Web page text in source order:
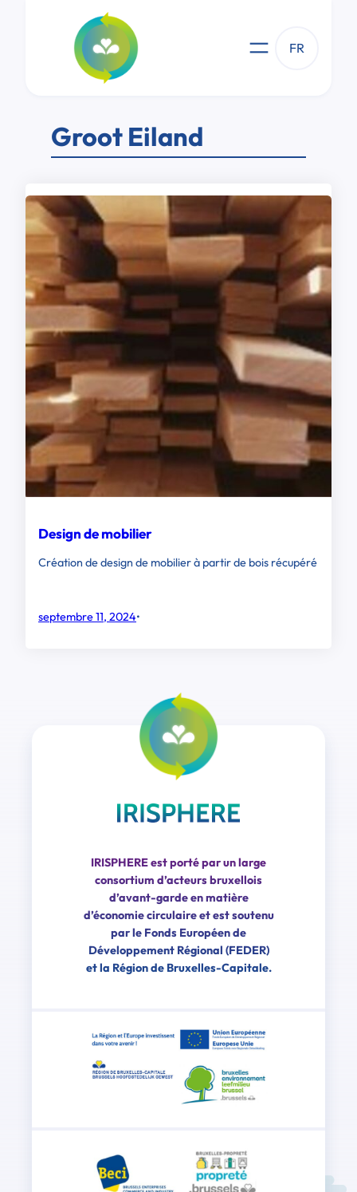
FR
Groot Eiland
Design de mobilier
Création de design de mobilier à partir de bois récupéré
septembre 11, 2024•
IRISPHERE est porté par un large
consortium d’acteurs bruxellois
d’avant-garde en matière
d’économie circulaire et est soutenu
par le Fonds Européen de
Développement Régional (FEDER)
et la Région de Bruxelles-Capitale.